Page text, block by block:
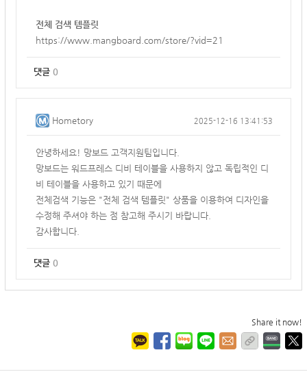
전체 검색 템플릿
https://www.mangboard.com/store/?vid=21
댓글 0
Hometory 2025-12-16 13:41:53
안녕하세요! 망보드 고객지원팀입니다.
망보드는 워드프레스 디비 테이블을 사용하지 않고 독립적인 디
비 테이블을 사용하고 있기 때문에
전체검색 기능은 "전체 검색 템플릿" 상품을 이용하여 디자인을
수정해 주셔야 하는 점 참고해 주시기 바랍니다.
감사합니다.
댓글 0
Share it now!